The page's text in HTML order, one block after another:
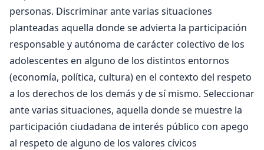
personas. Discriminar ante varias situaciones
planteadas aquella donde se advierta la participación
responsable y autónoma de carácter colectivo de los
adolescentes en alguno de los distintos entornos
(economía, política, cultura) en el contexto del respeto
a los derechos de los demás y de sí mismo. Seleccionar
ante varias situaciones, aquella donde se muestre la
participación ciudadana de interés público con apego
al respeto de alguno de los valores cívicos